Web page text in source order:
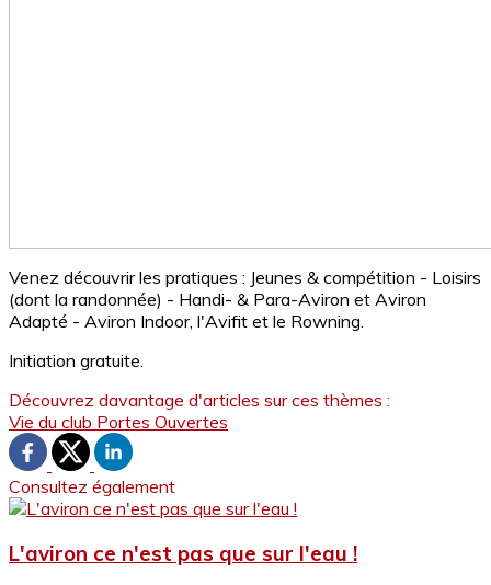
Venez découvrir les pratiques : Jeunes & compétition - Loisirs
(dont la randonnée) - Handi- & Para-Aviron et Aviron
Adapté - Aviron Indoor, l'Avifit et le Rowning.
Initiation gratuite.
Découvrez davantage d'articles sur ces thèmes :
Vie du club Portes Ouvertes
Consultez également
L'aviron ce n'est pas que sur l'eau !